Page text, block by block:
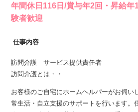
年間休日116日/賞与年2回・昇給年
験者歓迎
仕事内容
訪問介護 サービス提供責任者
訪問介護とは・・
お客様のご自宅にホームヘルパーがお伺い
常生活・自立支援のサポートを行います。